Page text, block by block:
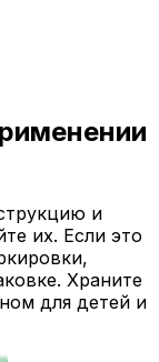
и
их. Если это
Храните
для детей и